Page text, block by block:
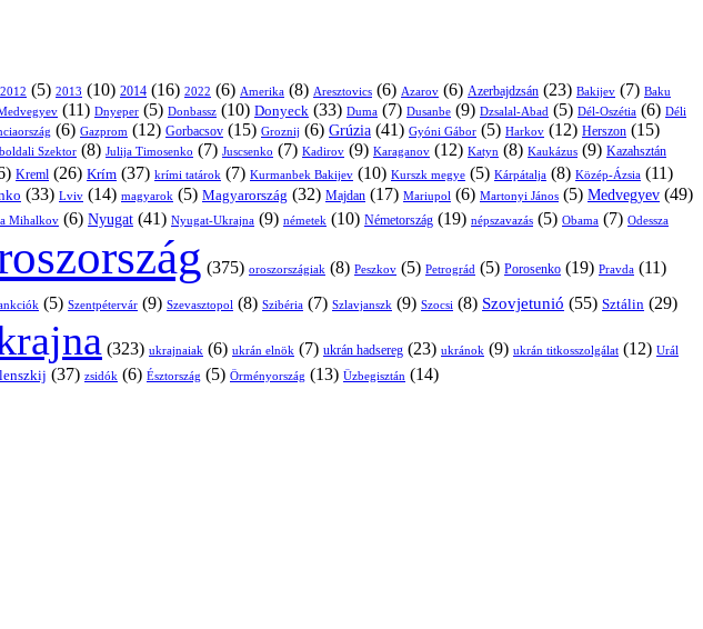
2012 (5) 2013 (10) 2014 (16) 2022 (6) Amerika (8) Aresztovics (6) Azarov (6) Azerbajdzsán (23) Bakijev (7) Baku
(11) Dnyeper (5) Donbassz (10) Donyeck (33) Duma (7) Dusanbe (9) Dzsalal-Abad (5) Dél-Oszétia (6) Déli
(6) Gazprom (12) Gorbacsov (15) Groznij (6) Grúzia (41) Gyóni Gábor (5) Harkov (12) Herszon (15)
Szektor (8) Julija Timosenko (7) Juscsenko (7) Kadirov (9) Karaganov (12) Katyn (8) Kaukázus (9) Kazahsztán
Kreml (26) Krím (37) krími tatárok (7) Kurmanbek Bakijev (10) Kurszk megye (5) Kárpátalja (8) Közép-Ázsia (11)
(33) Lviv (14) magyarok (5) Magyarország (32) Majdan (17) Mariupol (6) Martonyi János (5) Medvegyev (49)
Mihalkov (6) Nyugat (41) Nyugat-Ukrajna (9) németek (10) Németország (19) népszavazás (5) Obama (7) Odessza
(375) oroszországiak (8) Peszkov (5) Petrográd (5) Porosenko (19) Pravda (11)
(5) Szentpétervár (9) Szevasztopol (8) Szibéria (7) Szlavjanszk (9) Szocsi (8) Szovjetunió (55) Sztálin (29)
(323) ukrajnaiak (6) ukrán elnök (7) ukrán hadsereg (23) ukránok (9) ukrán titkosszolgálat (12) Urál
(37) zsidók (6) Észtország (5) Örményország (13) Üzbegisztán (14)